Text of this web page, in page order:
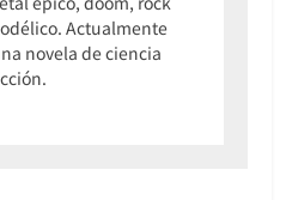
Actualmente
novela de ciencia